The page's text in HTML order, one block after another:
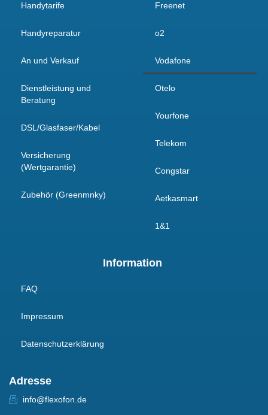
Handytarife
Handyreparatur
An und Verkauf
Dienstleistung und
Beratung
DSL/Glasfaser/Kabel
Versicherung
(Wertgarantie)
Zubehör (Greenmnky)
Freenet
o2
Vodafone
Otelo
Yourfone
Telekom
Congstar
Aetkasmart
1&1
Information
FAQ
Impressum
Datenschutzerklärung
Adresse
info@flexofon.de